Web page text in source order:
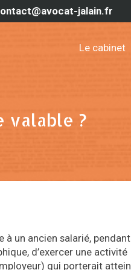
jalain.fr
Le cabinet
valable ?
un ancien salarié,
d’exercer une activité
qui porterait